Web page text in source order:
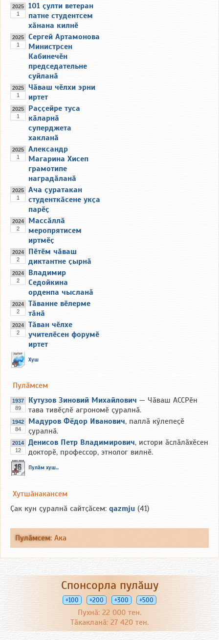
2025
1
101 ҫулти ветеран
патне студентсем
хӑнана килнӗ
2025
1
Сергей Артамонова
Министрсен
Кабинечӗн
председательне
суйланӑ
2025
1
Чӑваш чӗлхи эрни
иртет
2025
1
Раҫҫейре туса
кӑларнӑ
суперджета
хакланӑ
2025
1
Александр
Магарина Хисеп
грамотипе
наградӑланӑ
2025
1
Ача ҫуратакан
студенткӑсене укҫа
парӗҫ
2024
2
Массӑллӑ
меропрятисем
иртмӗҫ
2024
2
Пӗтӗм чӑваш
диктантне ҫырнӑ
2024
2
Владимир
Седойкина
орденпа чысланӑ
2024
2
Тӑванне вӗлерме
тӑнӑ
2024
2
Тӑван чӗлхе
учителӗсен форумӗ
иртет
Хуш
Пулӑмсем
1937
89
Кутузов Зиновий Михайлович — Чӑваш АССРӗн
тава тивӗҫлӗ агрономӗ ҫуралнӑ.
1942
84
Мадуров Фёдор Иванович, паллӑ кӳлепеҫӗ
ҫуралнӑ.
2014
12
Денисов Петр Владимирович, истори ӑслӑлӑхӗсен
докторӗ, профессор, этнолог вилнӗ.
Пулӑм хуш...
Хутшӑнакансем
Ҫак кун ҫуралнӑ сайтҫӑсем: qazmju (41)
Пулӑмсем: Ака
Спонсорла пулӑшу
+100 +200 +300 +500
Пухнӑ: 22 000 тен.
Тӑкакланӑ: 27 420 тен.